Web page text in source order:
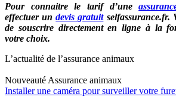
Pour connaitre le tarif d’une
effectuer undevis gratuitselfassurance.fr.
de souscrire directement en ligne à la
votre choix.
L’actualité de l’assurance animaux
Nouveauté Assurance animaux
Installer une caméra pour surveiller votre